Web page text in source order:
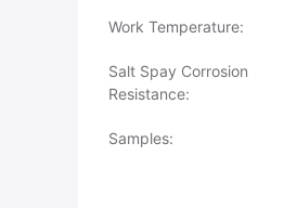
Work Temperature:
Salt Spay Corrosion
Resistance:
Samples: